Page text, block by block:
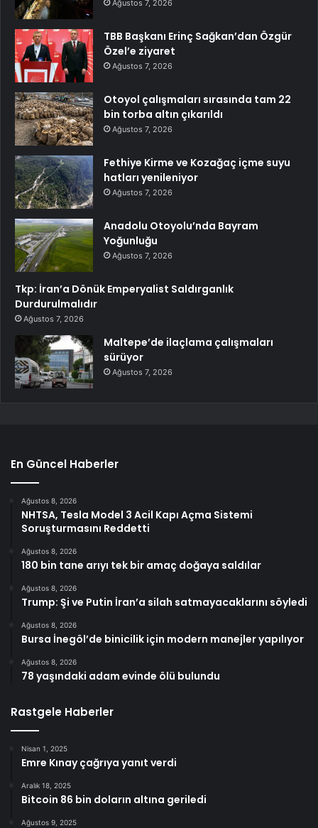
Ağustos 7, 2026
TBB Başkanı Erinç Sağkan’dan Özgür
Özel’e ziyaret
Ağustos 7, 2026
Otoyol çalışmaları sırasında tam 22
bin torba altın çıkarıldı
Ağustos 7, 2026
Fethiye Kirme ve Kozağaç içme suyu
hatları yenileniyor
Ağustos 7, 2026
Anadolu Otoyolu’nda Bayram
Yoğunluğu
Ağustos 7, 2026
Tkp: İran’a Dönük Emperyalist Saldırganlık
Durdurulmalıdır
Ağustos 7, 2026
Maltepe’de ilaçlama çalışmaları
sürüyor
Ağustos 7, 2026
En Güncel Haberler
Ağustos 8, 2026
NHTSA, Tesla Model 3 Acil Kapı Açma Sistemi
Soruşturmasını Reddetti
Ağustos 8, 2026
180 bin tane arıyı tek bir amaç doğaya saldılar
Ağustos 8, 2026
Trump: Şi ve Putin İran’a silah satmayacaklarını söyledi
Ağustos 8, 2026
Bursa İnegöl’de binicilik için modern manejler yapılıyor
Ağustos 8, 2026
78 yaşındaki adam evinde ölü bulundu
Rastgele Haberler
Nisan 1, 2025
Emre Kınay çağrıya yanıt verdi
Aralık 18, 2025
Bitcoin 86 bin doların altına geriledi
Ağustos 9, 2025